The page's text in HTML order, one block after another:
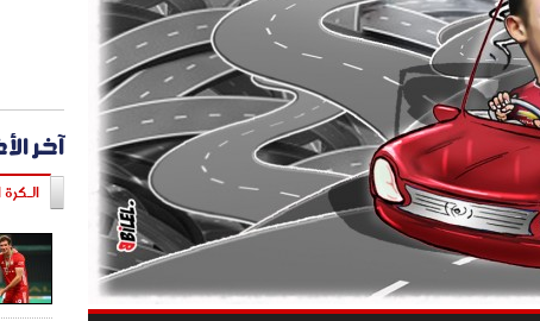
آخر
الـكرة